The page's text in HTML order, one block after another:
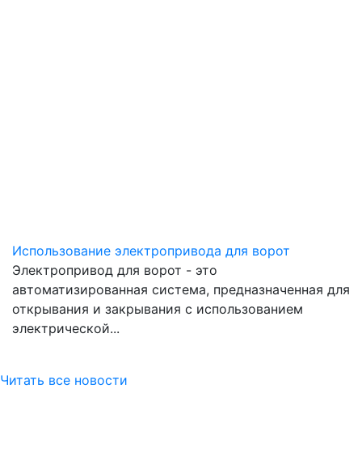
Использование электропривода для ворот
Электропривод для ворот - это
автоматизированная система, предназначенная для
открывания и закрывания с использованием
электрической...
Читать все новости